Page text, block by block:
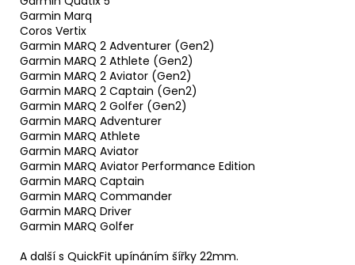
Garmin Marq
Coros Vertix
Garmin MARQ 2 Adventurer (Gen2)
Garmin MARQ 2 Athlete (Gen2)
Garmin MARQ 2 Aviator (Gen2)
Garmin MARQ 2 Captain (Gen2)
Garmin MARQ 2 Golfer (Gen2)
Garmin MARQ Adventurer
Garmin MARQ Athlete
Garmin MARQ Aviator
Garmin MARQ Aviator Performance Edition
Garmin MARQ Captain
Garmin MARQ Commander
Garmin MARQ Driver
Garmin MARQ Golfer
A další s QuickFit upínáním šířky 22mm.